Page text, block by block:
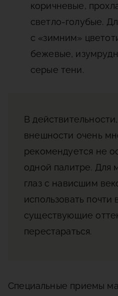
коричневые,
светло-голубые.
с «зимним»
бежевые,
серые тени.
В
внешности очень
рекомендуется не
одной палитре. Для
глаз с нависшим
использовать почти
существующие
перестараться.
Специальные приемы